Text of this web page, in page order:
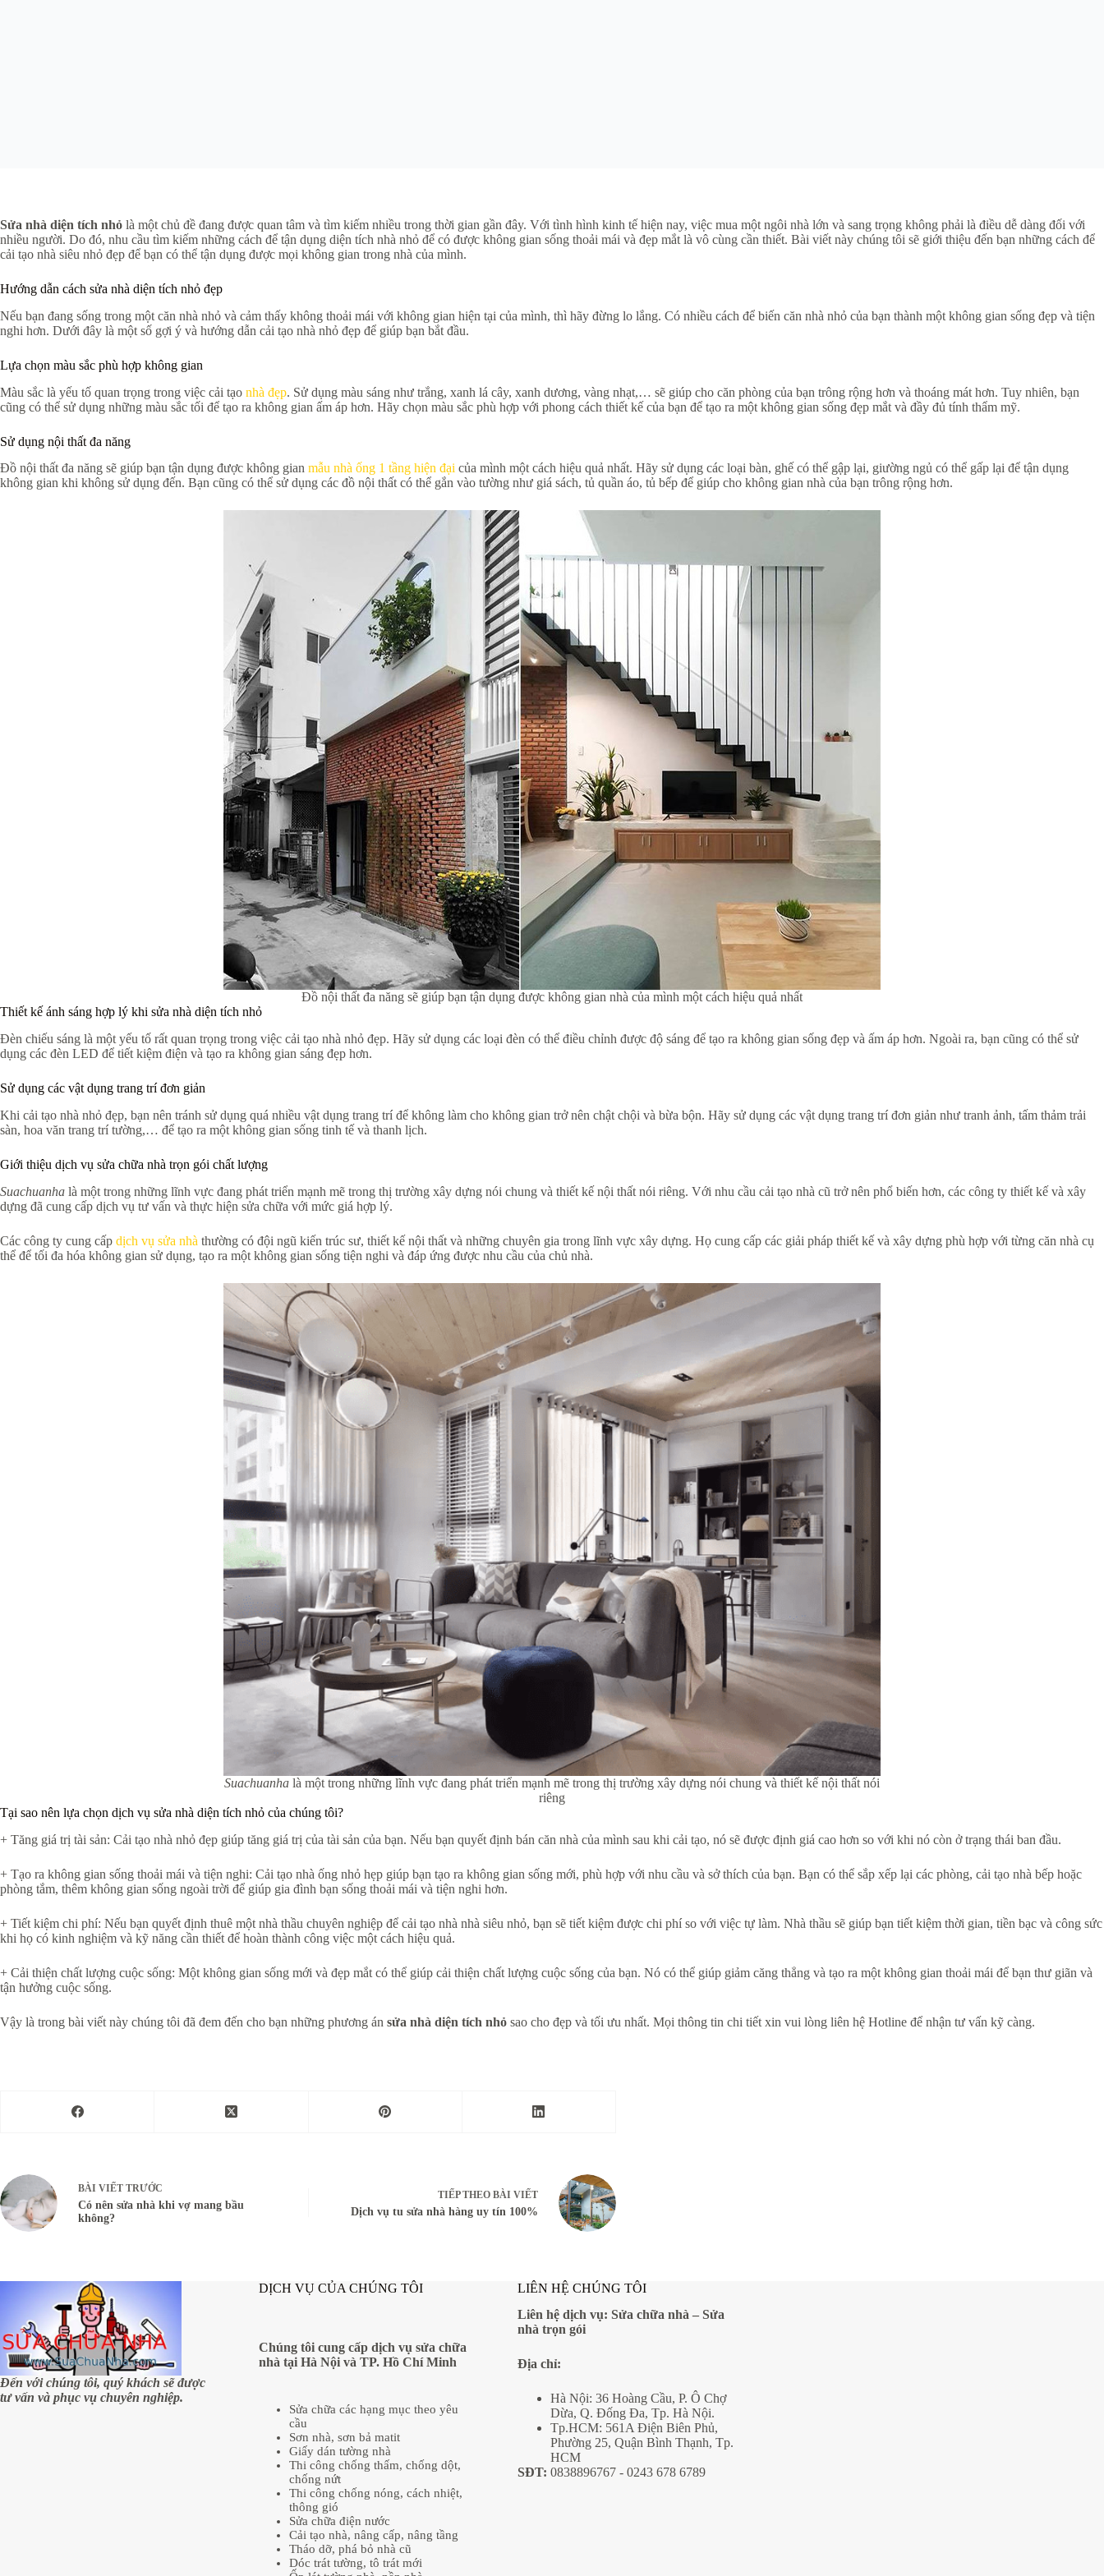
Sửa nhà diện tích nhỏ là một chủ đề đang được quan tâm và tìm kiếm nhiều trong thời gian gần đây. Với tình hình kinh tế hiện nay, việc mua một ngôi nhà lớn và sang trọng không phải là điều dễ dàng đối với
nhiều người. Do đó, nhu cầu tìm kiếm những cách để tận dụng diện tích nhà nhỏ để có được không gian sống thoải mái và đẹp mắt là vô cùng cần thiết. Bài viết này chúng tôi sẽ giới thiệu đến bạn những cách để
cải tạo nhà siêu nhỏ đẹp để bạn có thể tận dụng được mọi không gian trong nhà của mình.
Hướng dẫn cách sửa nhà diện tích nhỏ đẹp
Nếu bạn đang sống trong một căn nhà nhỏ và cảm thấy không thoải mái với không gian hiện tại của mình, thì hãy đừng lo lắng. Có nhiều cách để biến căn nhà nhỏ của bạn thành một không gian sống đẹp và tiện
nghi hơn. Dưới đây là một số gợi ý và hướng dẫn cải tạo nhà nhỏ đẹp để giúp bạn bắt đầu.
Lựa chọn màu sắc phù hợp không gian
Màu sắc là yếu tố quan trọng trong việc cải tạo nhà đẹp. Sử dụng màu sáng như trắng, xanh lá cây, xanh dương, vàng nhạt,… sẽ giúp cho căn phòng của bạn trông rộng hơn và thoáng mát hơn. Tuy nhiên, bạn
cũng có thể sử dụng những màu sắc tối để tạo ra không gian ấm áp hơn. Hãy chọn màu sắc phù hợp với phong cách thiết kế của bạn để tạo ra một không gian sống đẹp mắt và đầy đủ tính thẩm mỹ.
Sử dụng nội thất đa năng
Đồ nội thất đa năng sẽ giúp bạn tận dụng được không gian mẫu nhà ống 1 tầng hiện đại của mình một cách hiệu quả nhất. Hãy sử dụng các loại bàn, ghế có thể gập lại, giường ngủ có thể gấp lại để tận dụng
không gian khi không sử dụng đến. Bạn cũng có thể sử dụng các đồ nội thất có thể gắn vào tường như giá sách, tủ quần áo, tủ bếp để giúp cho không gian nhà của bạn trông rộng hơn.
Đồ nội thất đa năng sẽ giúp bạn tận dụng được không gian nhà của mình một cách hiệu quả nhất
Thiết kế ánh sáng hợp lý khi sửa nhà diện tích nhỏ
Đèn chiếu sáng là một yếu tố rất quan trọng trong việc cải tạo nhà nhỏ đẹp. Hãy sử dụng các loại đèn có thể điều chỉnh được độ sáng để tạo ra không gian sống đẹp và ấm áp hơn. Ngoài ra, bạn cũng có thể sử
dụng các đèn LED để tiết kiệm điện và tạo ra không gian sáng đẹp hơn.
Sử dụng các vật dụng trang trí đơn giản
Khi cải tạo nhà nhỏ đẹp, bạn nên tránh sử dụng quá nhiều vật dụng trang trí để không làm cho không gian trở nên chật chội và bừa bộn. Hãy sử dụng các vật dụng trang trí đơn giản như tranh ảnh, tấm thảm trải
sàn, hoa văn trang trí tường,… để tạo ra một không gian sống tinh tế và thanh lịch.
Giới thiệu dịch vụ sửa chữa nhà trọn gói chất lượng
Suachuanha là một trong những lĩnh vực đang phát triển mạnh mẽ trong thị trường xây dựng nói chung và thiết kế nội thất nói riêng. Với nhu cầu cải tạo nhà cũ trở nên phổ biến hơn, các công ty thiết kế và xây
dựng đã cung cấp dịch vụ tư vấn và thực hiện sửa chữa với mức giá hợp lý.
Các công ty cung cấp dịch vụ sửa nhà thường có đội ngũ kiến trúc sư, thiết kế nội thất và những chuyên gia trong lĩnh vực xây dựng. Họ cung cấp các giải pháp thiết kế và xây dựng phù hợp với từng căn nhà cụ
thể để tối đa hóa không gian sử dụng, tạo ra một không gian sống tiện nghi và đáp ứng được nhu cầu của chủ nhà.
Suachuanha là một trong những lĩnh vực đang phát triển mạnh mẽ trong thị trường xây dựng nói chung và thiết kế nội thất nói
riêng
Tại sao nên lựa chọn dịch vụ sửa nhà diện tích nhỏ của chúng tôi?
+ Tăng giá trị tài sản: Cải tạo nhà nhỏ đẹp giúp tăng giá trị của tài sản của bạn. Nếu bạn quyết định bán căn nhà của mình sau khi cải tạo, nó sẽ được định giá cao hơn so với khi nó còn ở trạng thái ban đầu.
+ Tạo ra không gian sống thoải mái và tiện nghi: Cải tạo nhà ống nhỏ hẹp giúp bạn tạo ra không gian sống mới, phù hợp với nhu cầu và sở thích của bạn. Bạn có thể sắp xếp lại các phòng, cải tạo nhà bếp hoặc
phòng tắm, thêm không gian sống ngoài trời để giúp gia đình bạn sống thoải mái và tiện nghi hơn.
+ Tiết kiệm chi phí: Nếu bạn quyết định thuê một nhà thầu chuyên nghiệp để cải tạo nhà nhà siêu nhỏ, bạn sẽ tiết kiệm được chi phí so với việc tự làm. Nhà thầu sẽ giúp bạn tiết kiệm thời gian, tiền bạc và công sức
khi họ có kinh nghiệm và kỹ năng cần thiết để hoàn thành công việc một cách hiệu quả.
+ Cải thiện chất lượng cuộc sống: Một không gian sống mới và đẹp mắt có thể giúp cải thiện chất lượng cuộc sống của bạn. Nó có thể giúp giảm căng thẳng và tạo ra một không gian thoải mái để bạn thư giãn và
tận hưởng cuộc sống.
Vậy là trong bài viết này chúng tôi đã đem đến cho bạn những phương án sửa nhà diện tích nhỏ sao cho đẹp và tối ưu nhất. Mọi thông tin chi tiết xin vui lòng liên hệ Hotline để nhận tư vấn kỹ càng.
BÀI VIẾT TRƯỚC
Có nên sửa nhà khi vợ mang bầu
không?
TIẾP THEO BÀI VIẾT
Dịch vụ tu sửa nhà hàng uy tín 100%
Đến với chúng tôi, quý khách sẽ được
tư vấn và phục vụ chuyên nghiệp.
DỊCH VỤ CỦA CHÚNG TÔI
Chúng tôi cung cấp dịch vụ sửa chữa
nhà tại Hà Nội và TP. Hồ Chí Minh
Sửa chữa các hạng mục theo yêu
cầu
Sơn nhà, sơn bả matit
Giấy dán tường nhà
Thi công chống thấm, chống dột,
chống nứt
Thi công chống nóng, cách nhiệt,
thông gió
Sửa chữa điện nước
Cải tạo nhà, nâng cấp, nâng tầng
Tháo dỡ, phá bỏ nhà cũ
Dóc trát tường, tô trát mới
LIÊN HỆ CHÚNG TÔI
Liên hệ dịch vụ: Sửa chữa nhà – Sửa
nhà trọn gói
Địa chỉ:
Hà Nội: 36 Hoàng Cầu, P. Ô Chợ
Dừa, Q. Đống Đa, Tp. Hà Nội.
Tp.HCM: 561A Điện Biên Phủ,
Phường 25, Quận Bình Thạnh, Tp.
HCM
SĐT: 0838896767- 0243 678 6789